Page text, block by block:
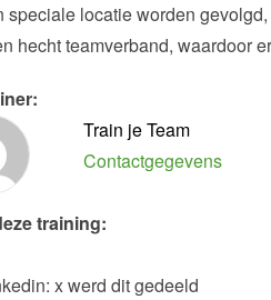
speciale locatie worden
hecht teamverband, waardoor
Train je Team
Contactgegevens
training:
x werd dit gedeeld